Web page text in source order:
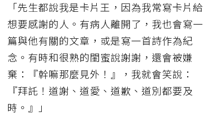
「先生都說我是卡片王，因為我常寫卡片給
想要感謝的人。有病人離開了，我也會寫一
篇與他有關的文章，或是寫一首詩作為紀
念。有時和很熟的閨蜜說謝謝，還會被嫌
棄：『幹嘛那麼見外！』，我就會笑說：
『拜託！道謝、道愛、道歉、道別都要及
時。』」